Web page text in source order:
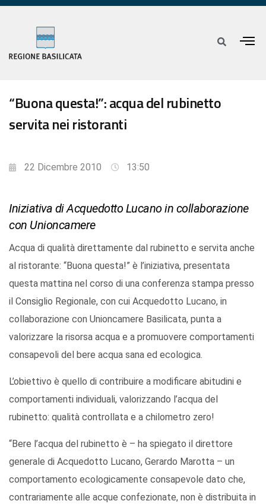
“Buona questa!”: acqua del rubinetto
servita nei ristoranti
22 Dicembre 2010 13:50
Iniziativa di Acquedotto Lucano in collaborazione
con Unioncamere
Acqua di qualità direttamente dal rubinetto e servita anche
al ristorante: “Buona questa!” è l’iniziativa, presentata
questa mattina nel corso di una conferenza stampa presso
il Consiglio Regionale, con cui Acquedotto Lucano, in
collaborazione con Unioncamere Basilicata, punta a
valorizzare la risorsa acqua e a promuovere comportamenti
consapevoli del bere acqua sana ed ecologica.
L’obiettivo è quello di contribuire a modificare abitudini e
comportamenti individuali, valorizzando l’acqua del
rubinetto: qualità controllata e a chilometro zero!
“Bere l’acqua del rubinetto è – ha spiegato il direttore
generale di Acquedotto Lucano, Gerardo Marotta – un
comportamento ecologicamente consapevole dato che,
contrariamente alle acque confezionate, non è distribuita in